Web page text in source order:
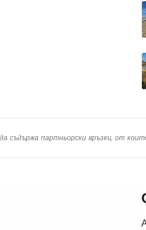
съдържа партньорски връзки, от